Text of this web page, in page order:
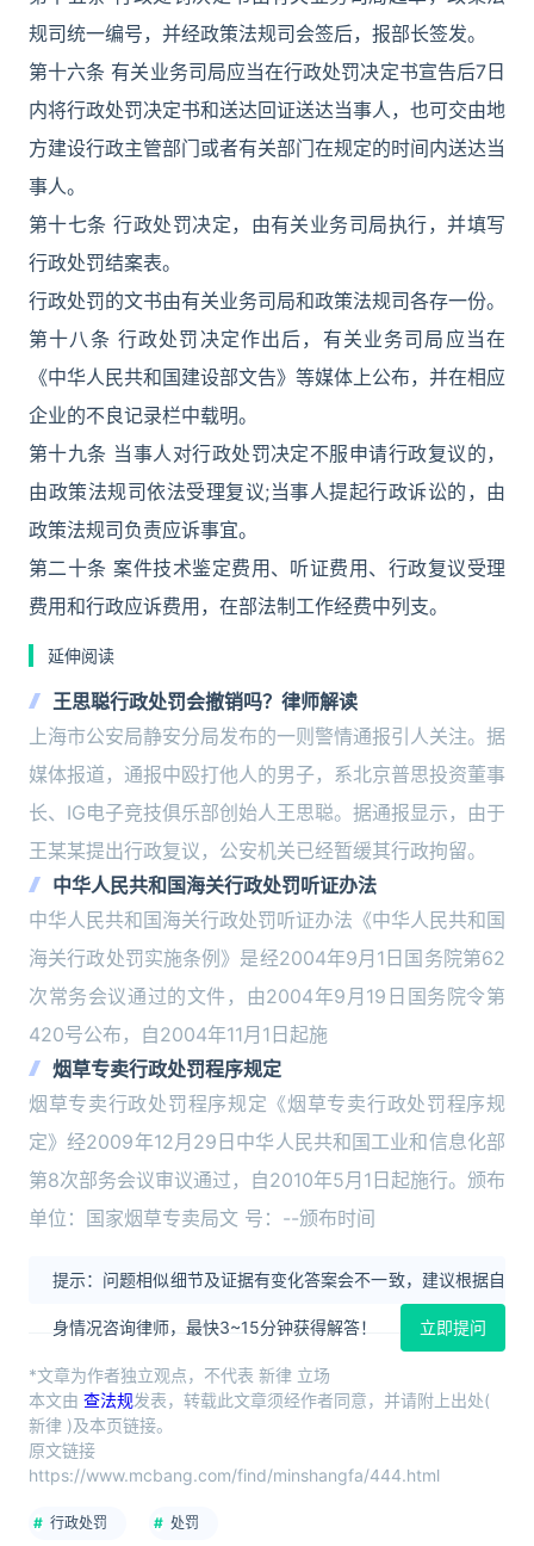
规司统一编号，并经政策法规司会签后，报部长签发。
第十六条 有关业务司局应当在行政处罚决定书宣告后7日
内将行政处罚决定书和送达回证送达当事人，也可交由地
方建设行政主管部门或者有关部门在规定的时间内送达当
事人。
第十七条 行政处罚决定，由有关业务司局执行，并填写
行政处罚结案表。
行政处罚的文书由有关业务司局和政策法规司各存一份。
第十八条 行政处罚决定作出后，有关业务司局应当在
《中华人民共和国建设部文告》等媒体上公布，并在相应
企业的不良记录栏中载明。
第十九条 当事人对行政处罚决定不服申请行政复议的，
由政策法规司依法受理复议;当事人提起行政诉讼的，由
政策法规司负责应诉事宜。
第二十条 案件技术鉴定费用、听证费用、行政复议受理
费用和行政应诉费用，在部法制工作经费中列支。
延伸阅读
王思聪行政处罚会撤销吗？律师解读
上海市公安局静安分局发布的一则警情通报引人关注。据
媒体报道，通报中殴打他人的男子，系北京普思投资董事
长、IG电子竞技俱乐部创始人王思聪。据通报显示，由于
王某某提出行政复议，公安机关已经暂缓其行政拘留。
中华人民共和国海关行政处罚听证办法
中华人民共和国海关行政处罚听证办法《中华人民共和国
海关行政处罚实施条例》是经2004年9月1日国务院第62
次常务会议通过的文件，由2004年9月19日国务院令第
420号公布，自2004年11月1日起施
烟草专卖行政处罚程序规定
烟草专卖行政处罚程序规定《烟草专卖行政处罚程序规
定》经2009年12月29日中华人民共和国工业和信息化部
第8次部务会议审议通过，自2010年5月1日起施行。颁布
单位：国家烟草专卖局文 号：--颁布时间
提示：问题相似细节及证据有变化答案会不一致，建议根据自
身情况咨询律师，最快3~15分钟获得解答！ 立即提问
*文章为作者独立观点，不代表 新律 立场
本文由 查法规发表，转载此文章须经作者同意，并请附上出处(
新律 )及本页链接。
原文链接
https://www.mcbang.com/find/minshangfa/444.html
行政处罚 处罚